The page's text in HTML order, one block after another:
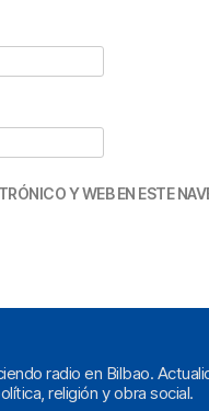
Y WEB EN ESTE
radio en Bilbao.
religión y obra social.